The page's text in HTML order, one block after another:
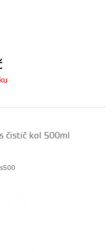
čistič kol 500ml